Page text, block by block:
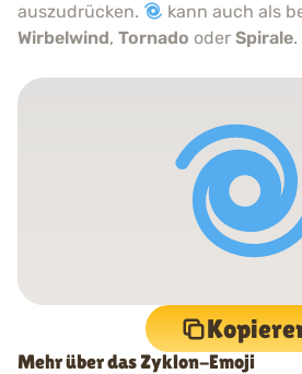
auszudrücken.
kann auch als
Wirbelwind, Tornado oder Spirale.
Mehr über das Zyklon-Emoji